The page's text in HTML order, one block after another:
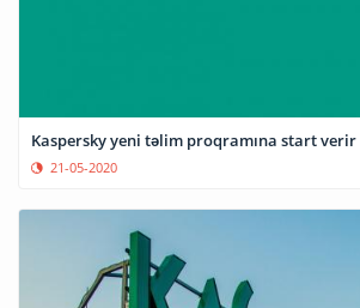
Kaspersky yeni təlim proqramına start verir
21-05-2020